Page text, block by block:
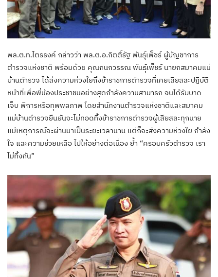
พล.ต.ท.ไตรรงค์ กล่าวว่า พล.ต.อ.กิตติ์รัฐ พันธุ์เพ็ชร์ ผู้บัญชาการ
ตำรวจแห่งชาติ พร้อมด้วย คุณกนกวรรณ พันธุ์เพ็ชร์ นายกสมาคมแม่
บ้านตำรวจ ได้ส่งความห่วงใยถึงข้าราชการตำรวจที่เคยเสียสละปฏิบัติ
หน้าที่เพื่อพี่น้องประชาชนอย่างสุดกำลังความสามารถ จนได้รับบาด
เจ็บ พิการหรือทุพพลภาพ โดยสำนักงานตำรวจแห่งชาติและสมาคม
แม่บ้านตำรวจยืนยันจะไม่ทอดทิ้งข้าราชการตำรวจผู้เสียสละทุกนาย
แม้เหตุการณ์จะผ่านมาเป็นระยะเวลานาน แต่ก็จะส่งความห่วงใย กำลัง
ใจ และความช่วยเหลือ ไปให้อย่างต่อเนื่อง ย้ำ “ครอบครัวตำรวจ เรา
ไม่ทิ้งกัน”